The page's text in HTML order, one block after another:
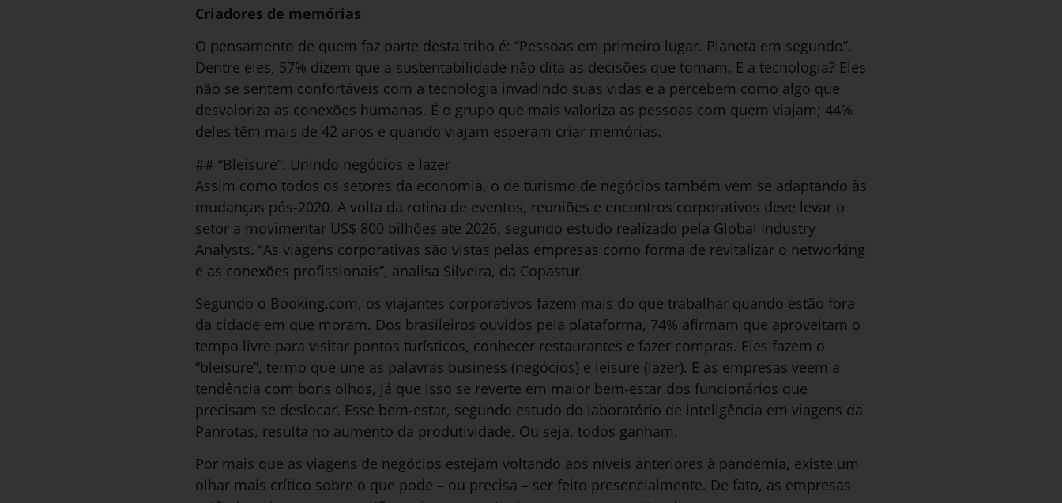
Criadores de memórias
O pensamento de quem faz parte desta tribo é: “Pessoas em primeiro lugar. Planeta em segundo”.
Dentre eles, 57% dizem que a sustentabilidade não dita as decisões que tomam. E a tecnologia? Eles
não se sentem confortáveis com a tecnologia invadindo suas vidas e a percebem como algo que
desvaloriza as conexões humanas. É o grupo que mais valoriza as pessoas com quem viajam; 44%
deles têm mais de 42 anos e quando viajam esperam criar memórias.
## “Bleisure”: Unindo negócios e lazer
Assim como todos os setores da economia, o de turismo de negócios também vem se adaptando às
mudanças pós-2020. A volta da rotina de eventos, reuniões e encontros corporativos deve levar o
setor a movimentar US$ 800 bilhões até 2026, segundo estudo realizado pela Global Industry
Analysts. “As viagens corporativas são vistas pelas empresas como forma de revitalizar o networking
e as conexões profissionais”, analisa Silveira, da Copastur.
Segundo o Booking.com, os viajantes corporativos fazem mais do que trabalhar quando estão fora
da cidade em que moram. Dos brasileiros ouvidos pela plataforma, 74% afirmam que aproveitam o
tempo livre para visitar pontos turísticos, conhecer restaurantes e fazer compras. Eles fazem o
“bleisure”, termo que une as palavras business (negócios) e leisure (lazer). E as empresas veem a
tendência com bons olhos, já que isso se reverte em maior bem-estar dos funcionários que
precisam se deslocar. Esse bem-estar, segundo estudo do laboratório de inteligência em viagens da
Panrotas, resulta no aumento da produtividade. Ou seja, todos ganham.
Por mais que as viagens de negócios estejam voltando aos níveis anteriores à pandemia, existe um
olhar mais crítico sobre o que pode – ou precisa – ser feito presencialmente. De fato, as empresas